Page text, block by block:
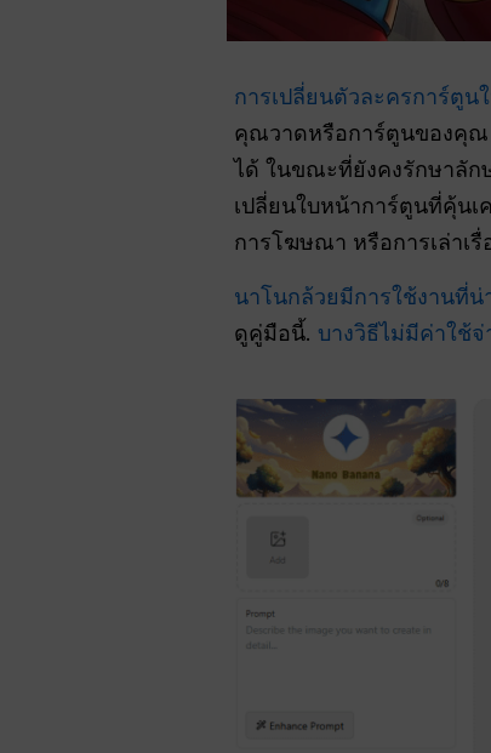
การเปลี่ยนตัวละครการ์ตูน
คุณวาดหรือการ์ตูนของคุณ
ได้ ในขณะที่ยังคงรักษาลัก
เปลี่ยนใบหน้าการ์ตูนที่คุ้นเ
การโฆษณา หรือการเล่าเรื่
นาโนกล้วยมีการใช้งานที่
ดูคู่มือนี้. บางวิธีไม่มีค่าใช้จ่